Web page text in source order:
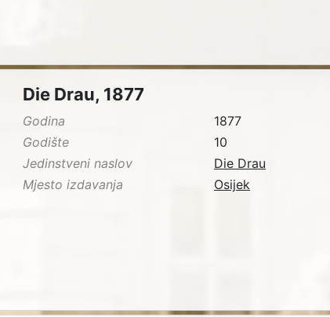
Die Drau, 1877
Godina
1877
Godište
10
Jedinstveni naslov
Die Drau
Mjesto izdavanja
Osijek